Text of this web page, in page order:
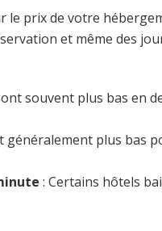
prix de votre
et même des
souvent plus bas en
généralement plus bas
: Certains hôtels